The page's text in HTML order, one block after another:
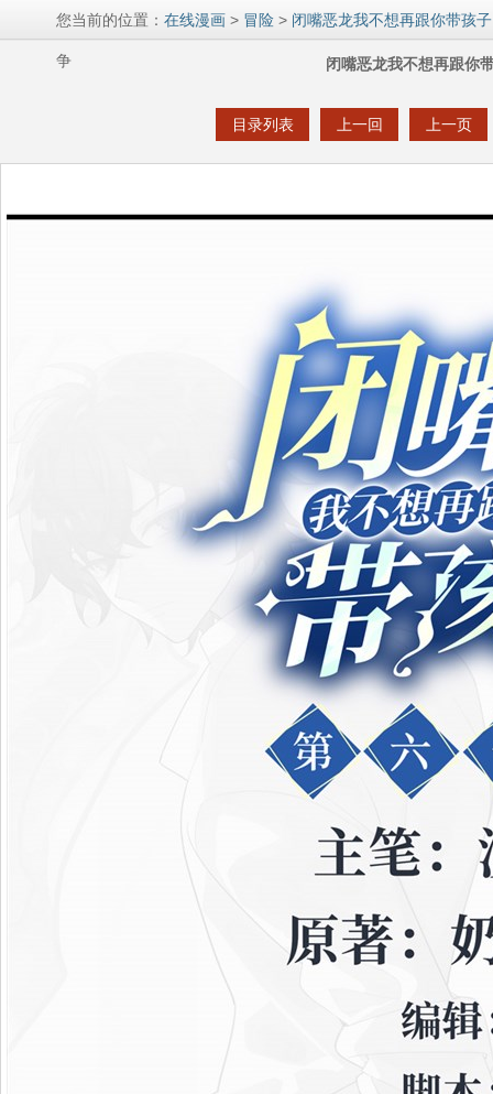
您当前的位置：在线漫画 > 冒险 > 闭嘴恶龙我不想再跟你带孩
争 闭嘴恶龙我不想再跟你
目录列表 上一回 上一页